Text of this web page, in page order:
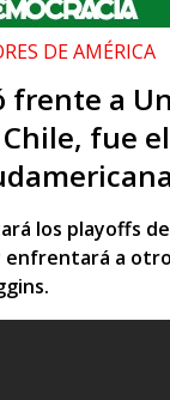
DE AMÉRICA
frente a
fue
los playoffs
enfrentará a